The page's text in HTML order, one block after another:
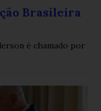
Brasileira
é chamado por